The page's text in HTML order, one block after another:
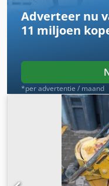
algemene voorwaarden
Adverteer nu
11 miljoen
*per advertentie / maand